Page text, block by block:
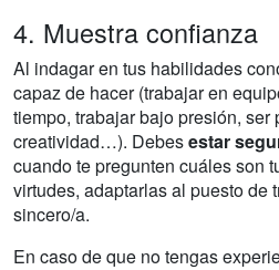
4. Muestra confianza
Al indagar en tus habilidades
capaz de hacer (trabajar en
tiempo, trabajar bajo presión, ser
creatividad…). Debesestar
cuando te pregunten cuáles son
virtudes, adaptarlas al puesto de
sincero/a.
En caso de que no tengas